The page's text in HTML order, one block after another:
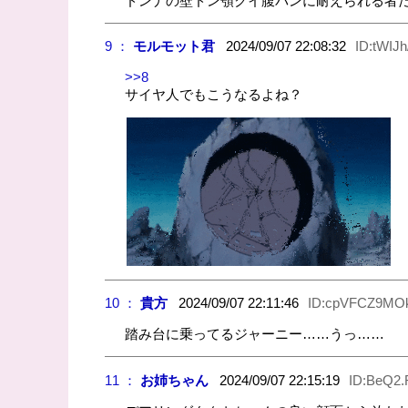
9 ： モルモット君2024/09/07 22:08:32
>>8
サイヤ人でもこうなるよね？
10 ： 貴方2024/09/07 22:11:46
踏み台に乗ってるジャーニー……うっ……
11 ： お姉ちゃん2024/09/07 22:15:19